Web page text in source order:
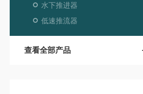
水下推进器
低速推流器
查看全部产品